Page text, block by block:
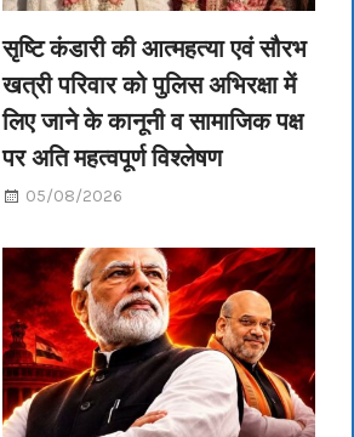
सृष्टि कंडारी की आत्महत्या एवं सौरभ
खत्री परिवार को पुलिस अभिरक्षा में
लिए जाने के कानूनी व सामाजिक पक्ष
पर अति महत्वपूर्ण विश्लेषण
05/08/2026